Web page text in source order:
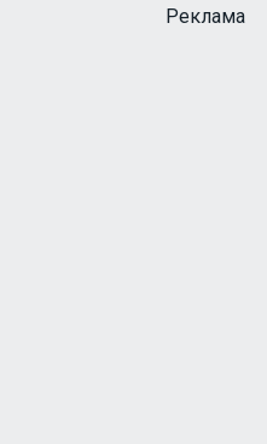
Реклама